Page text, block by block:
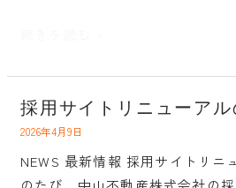
る、
お
客
採用サイトリニューア
2026年4月9日
NEWS 最新情報 採用サイトリニ
採
用
サ
イ